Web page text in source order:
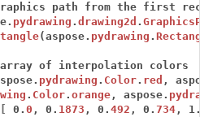
path from the first
pydrawing .drawing2d .
(aspose. pydrawing .
array of interpolation
colors
pydrawing . Color. red ,
. Color.orange , aspose.
0.0 , 0. 1873 , 0.492 , 0.734 , 1.